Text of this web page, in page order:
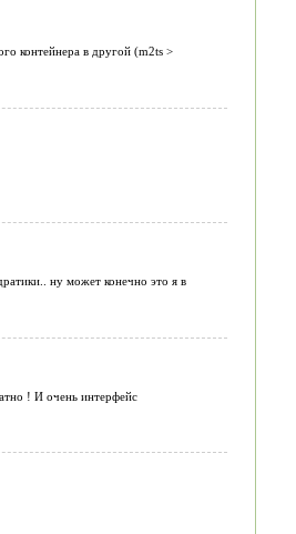
контейнера в другой (m2ts >
ну может конечно это я в
! И очень интерфейс